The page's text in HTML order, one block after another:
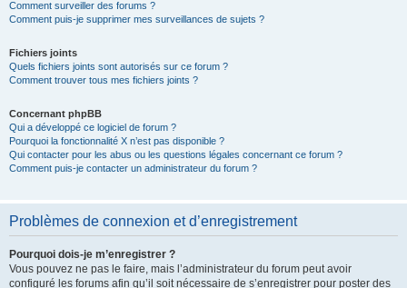
Comment surveiller des forums ?
Comment puis-je supprimer mes surveillances de sujets ?
Fichiers joints
Quels fichiers joints sont autorisés sur ce forum ?
Comment trouver tous mes fichiers joints ?
Concernant phpBB
Qui a développé ce logiciel de forum ?
Pourquoi la fonctionnalité X n’est pas disponible ?
Qui contacter pour les abus ou les questions légales concernant ce forum ?
Comment puis-je contacter un administrateur du forum ?
Problèmes de connexion et d’enregistrement
Pourquoi dois-je m’enregistrer ?
Vous pouvez ne pas le faire, mais l’administrateur du forum peut avoir
configuré les forums afin qu’il soit nécessaire de s’enregistrer pour poster des